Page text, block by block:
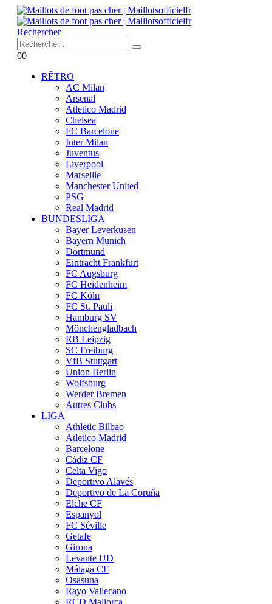
Rechercher
00
RÉTRO
AC Milan
Arsenal
Atletico Madrid
Chelsea
FC Barcelone
Inter Milan
Juventus
Liverpool
Marseille
Manchester United
PSG
Real Madrid
BUNDESLIGA
Bayer Leverkusen
Bayern Munich
Dortmund
Eintracht Frankfurt
FC Augsburg
FC Heidenheim
FC Köln
FC St. Pauli
Hamburg SV
Mönchengladbach
RB Leipzig
SC Freiburg
VfB Stuttgart
Union Berlin
Wolfsburg
Werder Bremen
Autres Clubs
LIGA
Athletic Bilbao
Atletico Madrid
Barcelone
Cádiz CF
Celta Vigo
Deportivo Alavés
Deportivo de La Coruña
Elche CF
Espanyol
FC Séville
Getafe
Girona
Levante UD
Málaga CF
Osasuna
Rayo Vallecano
RCD Mallorca